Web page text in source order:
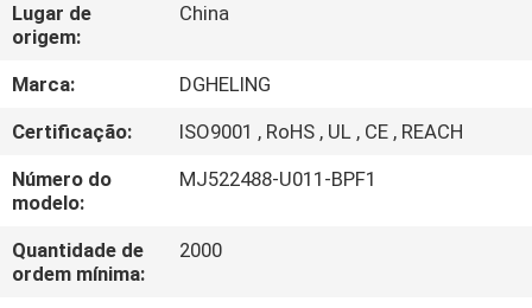
EXCURSÃO
DA
FÁBRICA
CONTROLE
DA
QUALIDADE
Lugar de
origem:
China
Marca:
DGHELING
Certificação:
ISO9001 , RoHS , UL , CE , REACH
Número do
modelo:
MJ522488-U011-BPF1
Quantidade de
ordem mínima:
2000